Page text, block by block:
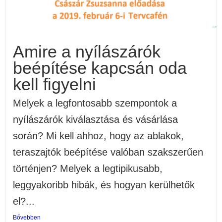
Amire a nyílászárók
beépítése kapcsán oda
kell figyelni
Melyek a legfontosabb szempontok a
nyílászárók kiválasztása és vásárlása
során? Mi kell ahhoz, hogy az ablakok,
teraszajtók beépítése valóban szakszerűen
történjen? Melyek a legtipikusabb,
leggyakoribb hibák, és hogyan kerülhetők
el?...
Bővebben